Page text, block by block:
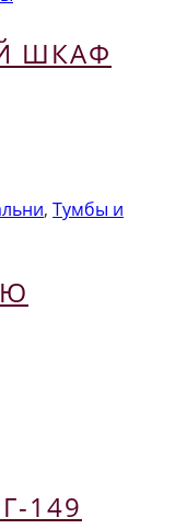
ШКАФ
, Тумбы и
149